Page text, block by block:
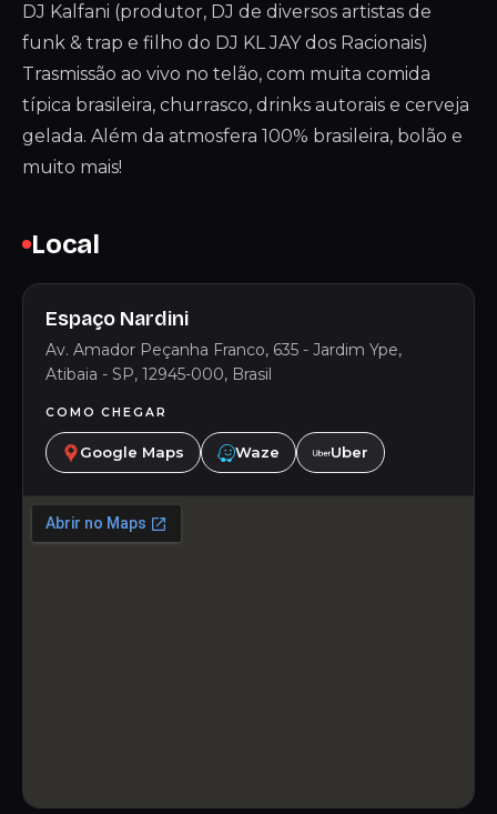
DJ Kalfani (produtor, DJ de diversos artistas de
funk & trap e filho do DJ KL JAY dos Racionais)
Trasmissão ao vivo no telão, com muita comida
típica brasileira, churrasco, drinks autorais e cerveja
gelada. Além da atmosfera 100% brasileira, bolão e
muito mais!
Local
Espaço Nardini
Av. Amador Peçanha Franco, 635 - Jardim Ype,
Atibaia - SP, 12945-000, Brasil
COMO CHEGAR
Google Maps Waze Uber